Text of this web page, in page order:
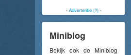
- Advertentie (?)-
Miniblog
Bekijk ook de Miniblog